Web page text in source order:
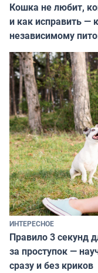
Кошка не любит,
и как исправить —
независимому
ИНТЕРЕСНОЕ
Правило 3 секунд
за проступок —
сразу и без криков